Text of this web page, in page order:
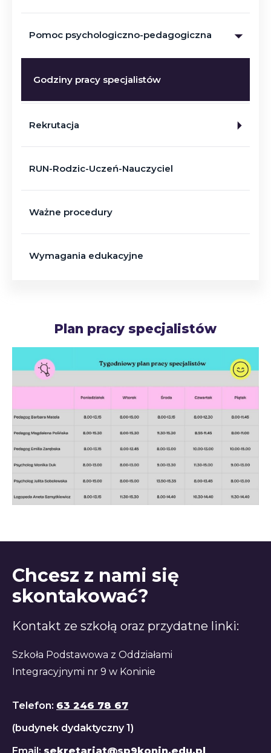
Pomoc psychologiczno-pedagogiczna
Godziny pracy specjalistów
Rekrutacja
RUN-Rodzic-Uczeń-Nauczyciel
Ważne procedury
Wymagania edukacyjne
Plan pracy specjalistów
Chcesz z nami się
skontakować?
Kontakt ze szkołą oraz przydatne linki:
Szkoła Podstawowa z Oddziałami
Integracyjnymi nr 9 w Koninie
Telefon: 63 246 78 67
(budynek dydaktyczny 1)